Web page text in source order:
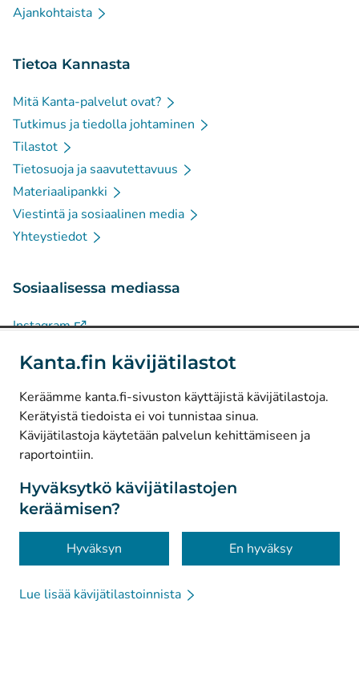
Kanta.fin kävijätilastot
Keräämme kanta.fi-sivuston käyttäjistä kävijätilastoja.
Kerätyistä tiedoista ei voi tunnistaa sinua.
Kävijätilastoja käytetään palvelun kehittämiseen ja
raportointiin.
Hyväksytkö kävijätilastojen
keräämisen?
Hyväksyn En hyväksy
Lue lisää kävijätilastoinnista
Ajankohtaista
Tietoa Kannasta
Mitä Kanta-palvelut ovat?
Tutkimus ja tiedolla johtaminen
Tilastot
Tietosuoja ja saavutettavuus
Materiaalipankki
Viestintä ja sosiaalinen media
Yhteystiedot
Sosiaalisessa mediassa
Instagram(Avautuu uuteen välilehteen)
Facebook(Avautuu uuteen välilehteen)
© Kanta-Palvelut, Kansaneläkelaitos
Tietosuoja
Tietoa sivustosta
Saavutettavuus
Evästeet